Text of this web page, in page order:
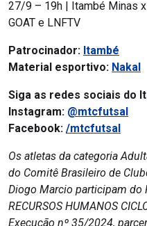
27/9 – 19h | Itambé Minas x
GOAT e LNFTV
Patrocinador: Itambé
Material esportivo: Nakal
Siga as redes sociais do
Instagram: @mtcfutsal
Facebook: /mtcfutsal
Os atletas da categoria
do Comitê Brasileiro de
Diogo Marcio participam do
RECURSOS HUMANOS
Execução nº 35/2024,